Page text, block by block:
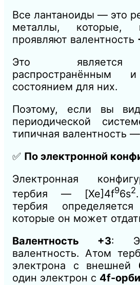
Все лантаноиды — это
металлы, которые,
проявляют валентность
Это является
распространённым
состоянием для них.
Поэтому, если вы
периодической
типичная валентность
✅ По электронной
Электронная
тербия — [Xe]4f96s2
тербия
которые он может
Валентность +3:
валентность. Атом
электрона с внешней
один электрон с 4f-